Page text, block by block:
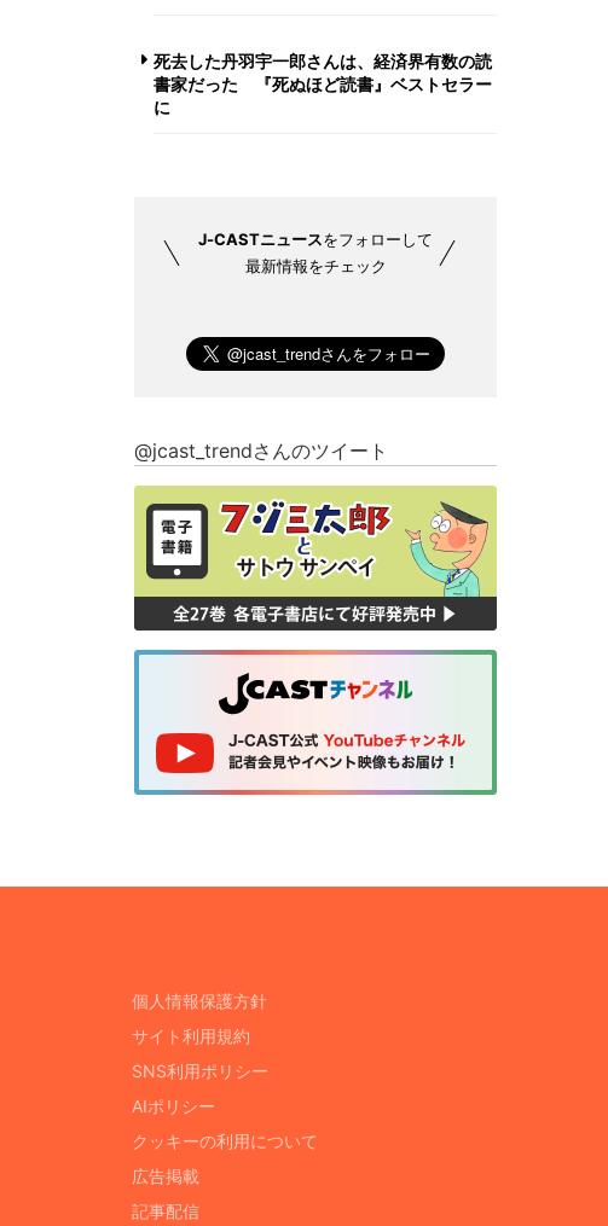
死去した丹羽宇一郎さんは、経済界有数の読
書家だった 『死ぬほど読書』ベストセラー
に
J-CASTニュースをフォローして
最新情報をチェック
@jcast_trendさんのツイート
個人情報保護方針
サイト利用規約
SNS利用ポリシー
AIポリシー
クッキーの利用について
広告掲載
記事配信